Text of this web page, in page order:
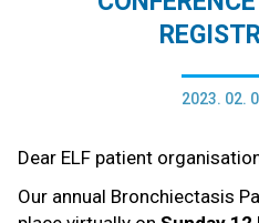
2023. 02.
Dear ELF patient
Our annual Bronchiectasis